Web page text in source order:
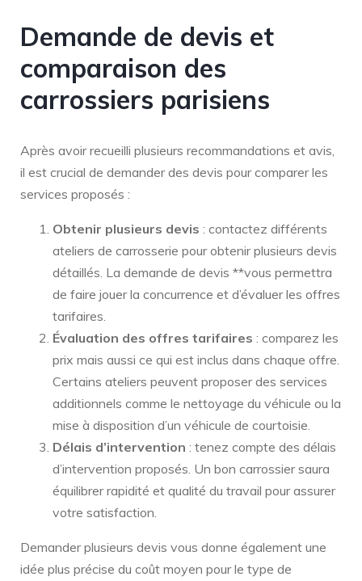
Demande de devis et
comparaison des
carrossiers parisiens
Après avoir recueilli plusieurs recommandations et avis,
il est crucial de demander des devis pour comparer les
services proposés :
Obtenir plusieurs devis : contactez différents
ateliers de carrosserie pour obtenir plusieurs devis
détaillés. La demande de devis **vous permettra
de faire jouer la concurrence et d’évaluer les offres
tarifaires.
Évaluation des offres tarifaires : comparez les
prix mais aussi ce qui est inclus dans chaque offre.
Certains ateliers peuvent proposer des services
additionnels comme le nettoyage du véhicule ou la
mise à disposition d’un véhicule de courtoisie.
Délais d’intervention : tenez compte des délais
d’intervention proposés. Un bon carrossier saura
équilibrer rapidité et qualité du travail pour assurer
votre satisfaction.
Demander plusieurs devis vous donne également une
idée plus précise du coût moyen pour le type de